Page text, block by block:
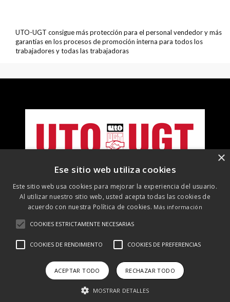
UTO-UGT consigue más protección para el personal vendedor y más
garantías en los procesos de promoción interna para todos los
trabajadores y todas las trabajadoras
de RRSS
×
Ese sitio web utiliza cookies
Este sitio web usa cookies para mejorar la experiencia del usuario.
Al utilizar nuestro sitio web, usted acepta todas las cookies de
acuerdo con nuestra Política de cookies. Más información
COOKIES ESTRICTAMENTE NECESARIAS
COOKIES DE RENDIMIENTO COOKIES DE PREFERENCIAS
ACEPTAR TODO RECHAZAR TODO
MOSTRAR DETALLES